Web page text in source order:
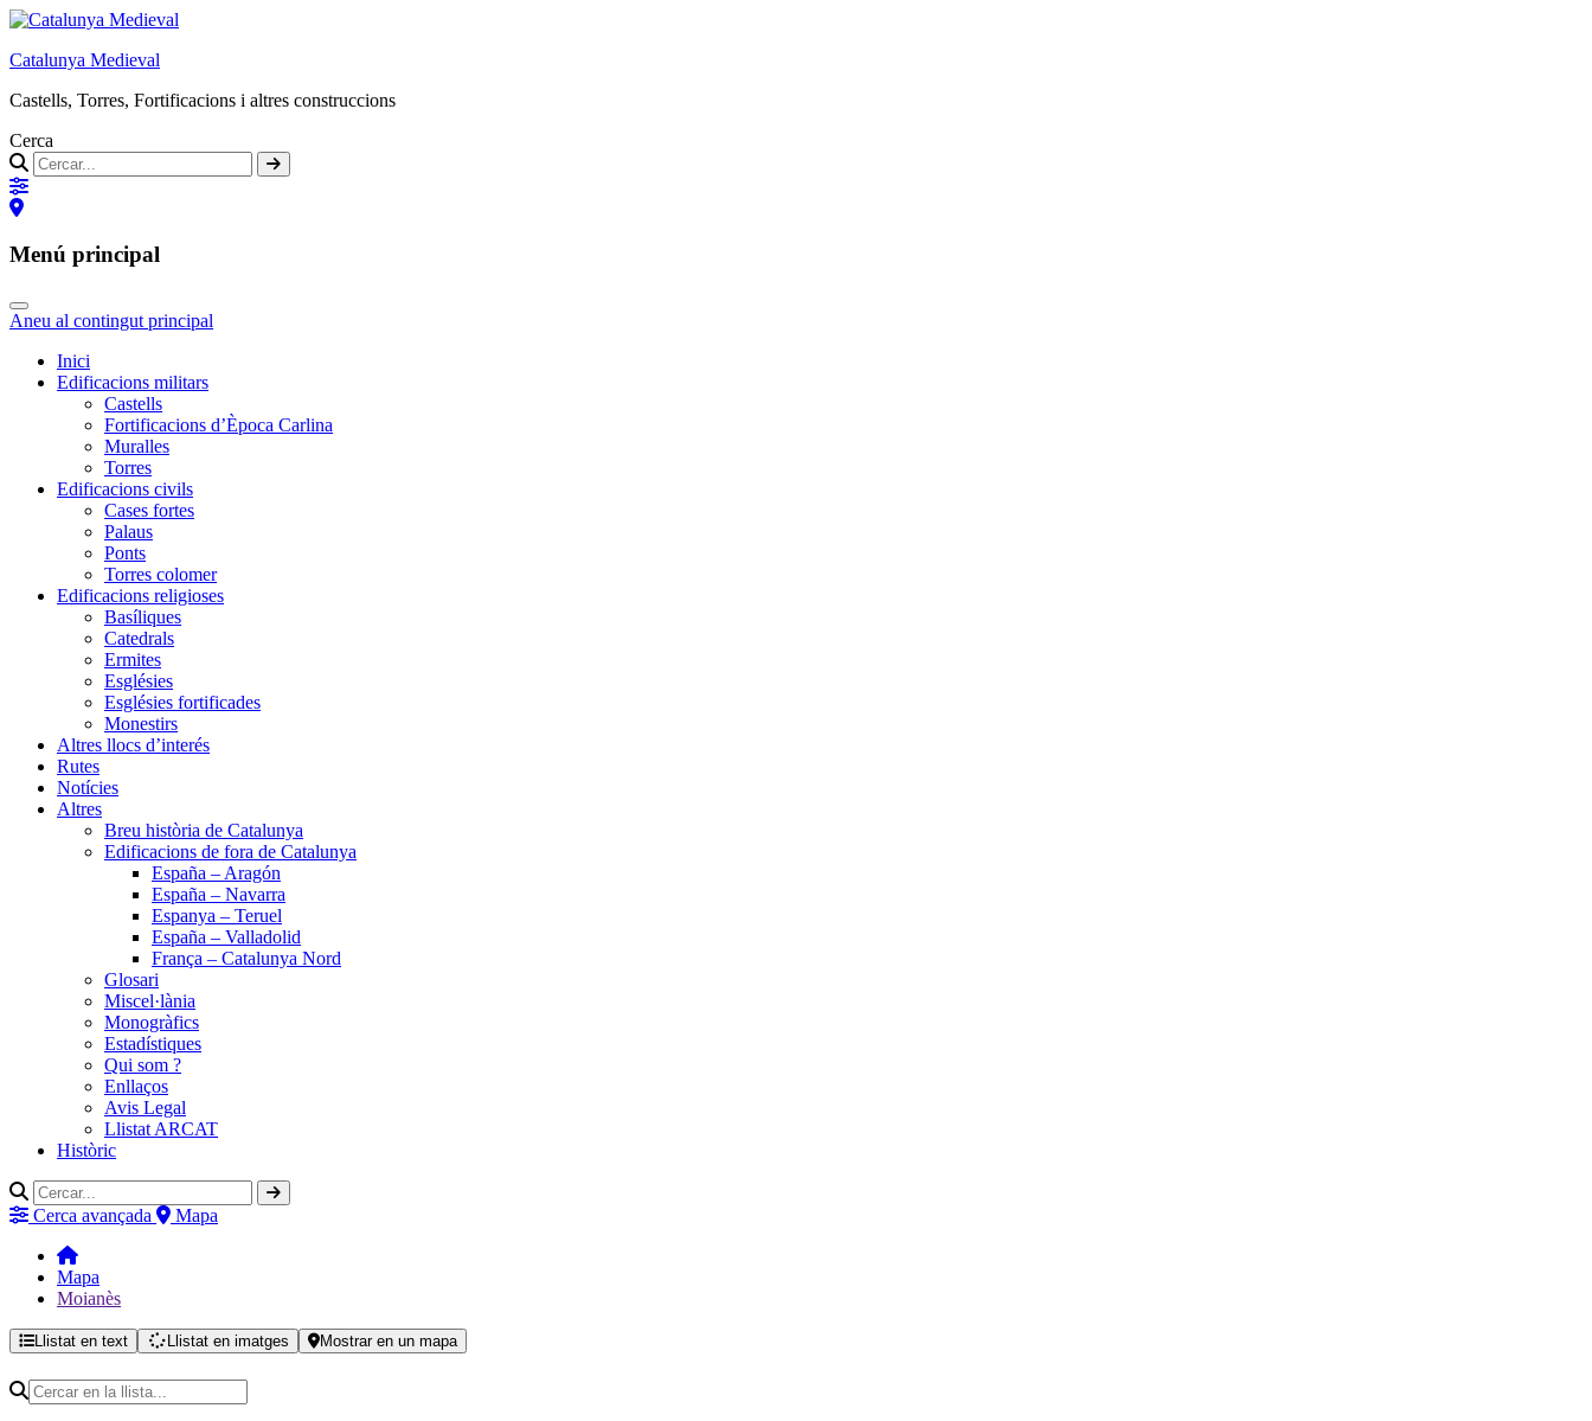
Catalunya Medieval
Castells, Torres, Fortificacions i altres construccions
Cerca
Menú principal
Aneu al contingut principal
Inici
Edificacions militars
Castells
Fortificacions d’Època Carlina
Muralles
Torres
Edificacions civils
Cases fortes
Palaus
Ponts
Torres colomer
Edificacions religioses
Basíliques
Catedrals
Ermites
Esglésies
Esglésies fortificades
Monestirs
Altres llocs d’interés
Rutes
Notícies
Altres
Breu història de Catalunya
Edificacions de fora de Catalunya
España – Aragón
España – Navarra
Espanya – Teruel
España – Valladolid
França – Catalunya Nord
Glosari
Miscel·lània
Monogràfics
Estadístiques
Qui som ?
Enllaços
Avis Legal
Llistat ARCAT
Històric
Cerca avançada Mapa
Mapa
Moianès
Llistat en text Llistat en imatges Mostrar en un mapa